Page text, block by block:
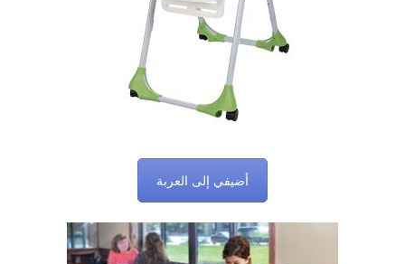
أضيفي إلى العربة